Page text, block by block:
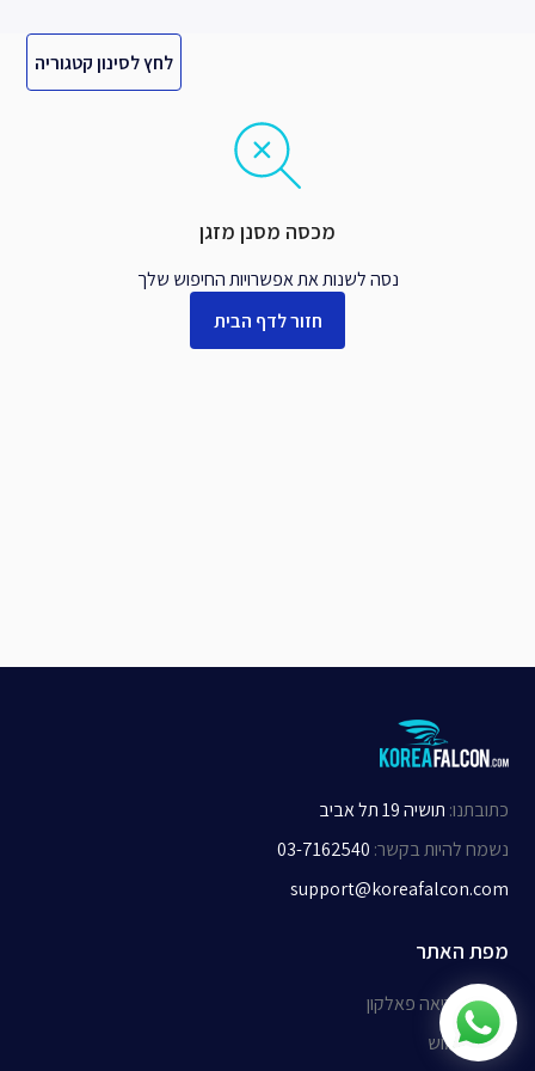
לחץ לסינון קטגוריה
מכסה מסנן מזגן
נסה לשנות את אפשרויות החיפוש שלך
חזור לדף הבית
מפת האתר
אודות קוריאה פאלקון
תנאי שימוש
תושיה 19 תל אביב :כתובתנו
03-7162540 :נשמח להיות בקשר
support@koreafalcon.com